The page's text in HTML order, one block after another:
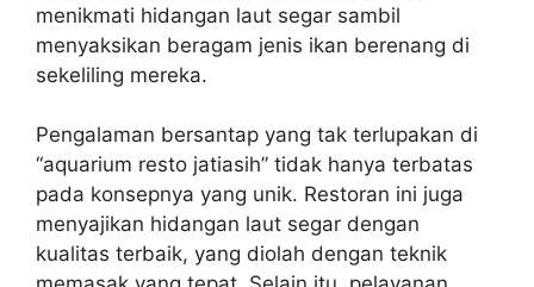
menikmati hidangan laut segar sambil
menyaksikan beragam jenis ikan berenang di
sekeliling mereka.
Pengalaman bersantap yang tak terlupakan di
“aquarium resto jatiasih” tidak hanya terbatas
pada konsepnya yang unik. Restoran ini juga
menyajikan hidangan laut segar dengan
kualitas terbaik, yang diolah dengan teknik